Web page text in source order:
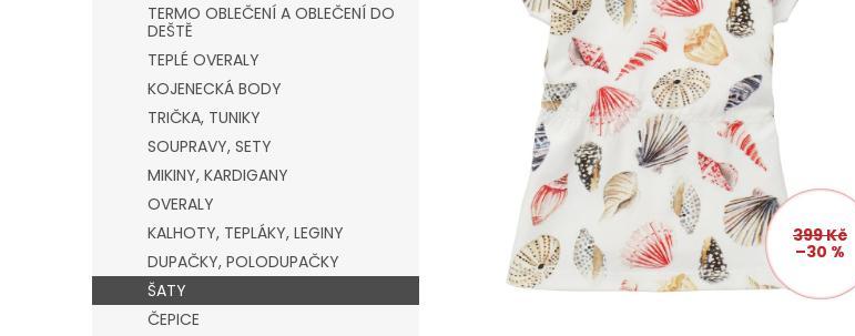
TERMO OBLEČENÍ A OBLEČENÍ DO
DEŠTĚ
TEPLÉ OVERALY
KOJENECKÁ BODY
TRIČKA, TUNIKY
SOUPRAVY, SETY
MIKINY, KARDIGANY
OVERALY
KALHOTY, TEPLÁKY, LEGINY
DUPAČKY, POLODUPAČKY
ŠATY
ČEPICE
399 Kč
–30 %